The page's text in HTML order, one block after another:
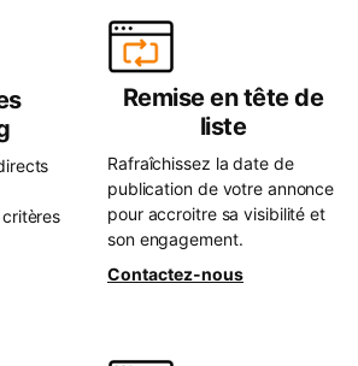
Remise en tête de
liste
Rafraîchissez la date de
publication de votre annonce
pour accroitre sa visibilité et
son engagement.
Contactez-nous